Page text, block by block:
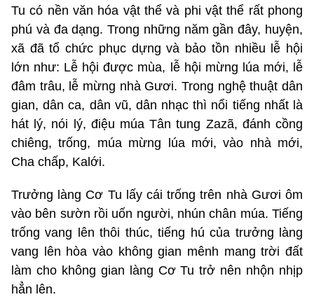
Tu có nền văn hóa vật thể và phi vật thể rất phong
phú và đa dạng. Trong những năm gần đây, huyện,
xã đã tổ chức phục dựng và bảo tồn nhiều lễ hội
lớn như: Lễ hội được mùa, lễ hội mừng lúa mới, lễ
đâm trâu, lễ mừng nhà Gươi. Trong nghệ thuật dân
gian, dân ca, dân vũ, dân nhạc thì nổi tiếng nhất là
hát lý, nói lý, điệu múa Tân tung Zazã, đánh cồng
chiêng, trống, múa mừng lúa mới, vào nhà mới,
Cha chấp, Kalới.
Trưởng làng Cơ Tu lấy cái trống trên nhà Gươi ôm
vào bên sườn rồi uốn người, nhún chân múa. Tiếng
trống vang lên thôi thúc, tiếng hú của trưởng làng
vang lên hòa vào không gian mênh mang trời đất
làm cho không gian làng Cơ Tu trở nên nhộn nhịp
hẳn lên.